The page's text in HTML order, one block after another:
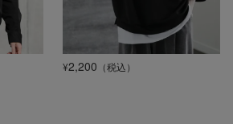
¥2,200 （税込）